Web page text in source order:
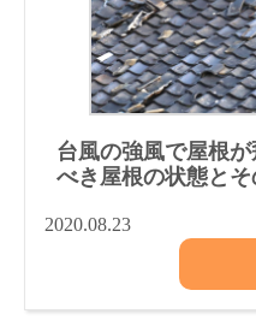
台風の強風で屋根
べき屋根の状態と
2020.08.23